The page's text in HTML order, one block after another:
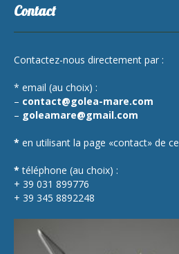
Contact
Contactez-nous directement par :
* email (au choix) :
– contact@golea-mare.com
– goleamare@gmail.com
* en utilisant la page «contact» de
* téléphone (au choix) :
+ 39 031 899776
+ 39 345 8892248